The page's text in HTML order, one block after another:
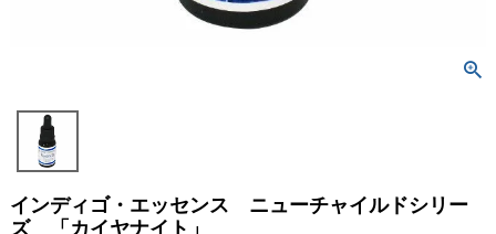
インディゴ・エッセンス ニューチャイルドシリー
ズ 「カイヤナイト」